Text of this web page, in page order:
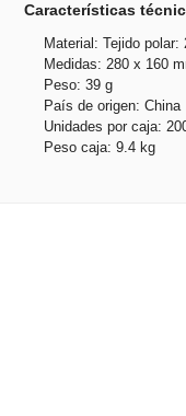
Características
Material: Tejido polar:
Medidas: 280 x 160
Peso: 39 g
País de origen: China
Unidades por caja:
Peso caja: 9.4 kg